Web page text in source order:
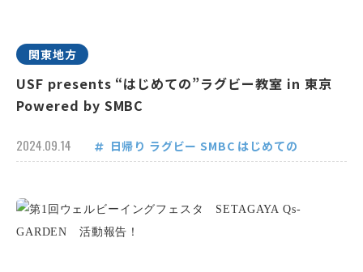
関東地方
USF presents “はじめての”ラグビー教室 in 東京
Powered by SMBC
2024.09.14 日帰り ラグビー SMBC はじめての